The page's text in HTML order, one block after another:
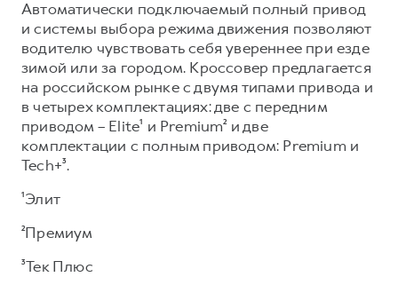
Автоматически подключаемый полный привод
и системы выбора режима движения позволяют
водителю чувствовать себя увереннее при езде
зимой или за городом. Кроссовер предлагается
на российском рынке с двумя типами привода и
в четырех комплектациях: две с передним
приводом – Elite¹ и Premium² и две
комплектации с полным приводом: Premium и
Tech+³.
¹Элит
²Премиум
³Тек Плюс